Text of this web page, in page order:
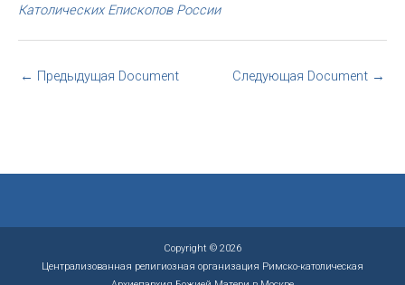
Католических Епископов России
← Предыдущая Document Следующая Document →
Copyright © 2026
Централизованная религиозная организация Римско-католическая